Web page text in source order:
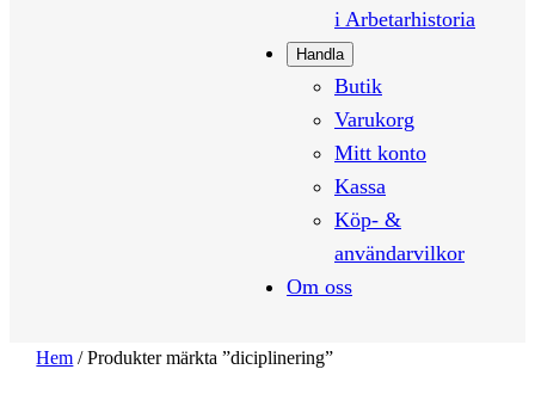
i Arbetarhistoria
Handla
Butik
Varukorg
Mitt konto
Kassa
Köp- &
användarvilkor
Om oss
Hem / Produkter märkta ”diciplinering”